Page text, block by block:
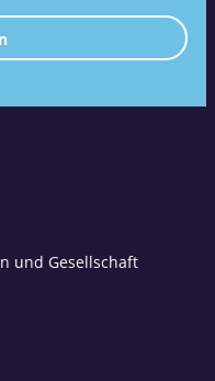
und Gesellschaft